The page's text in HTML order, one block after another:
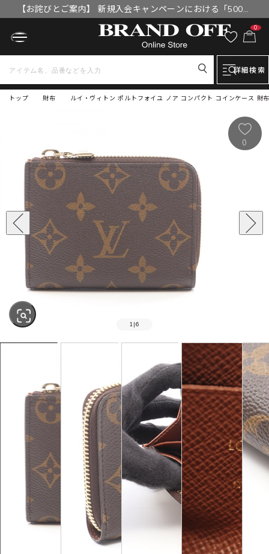
【お詫びとご案内】 新規入会キャンペーンにおける「500円
OFFクーポン」付与漏れと補填について
0
詳細検索
トップ ルイ・ヴィトン ポルトフォイユ ノア コンパクト コインケース 財
財布
1 |6
0